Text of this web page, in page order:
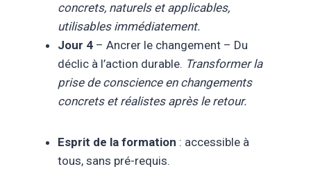
concrets, naturels et applicables,
utilisables immédiatement.
Jour 4 – Ancrer le changement – Du
déclic à l’action durable. Transformer la
prise de conscience en changements
concrets et réalistes après le retour.
Esprit de la formation : accessible à
tous, sans pré-requis.